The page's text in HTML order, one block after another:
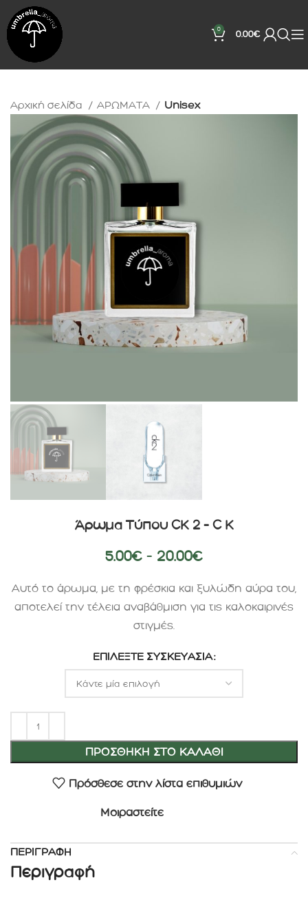
0 0.00€
Αρχική σελίδα ΑΡΩΜΑΤΑ Unisex
Άρωμα Τύπου CK 2 – C K
5.00€ – 20.00€
Αυτό το άρωμα, με τη φρέσκια και ξυλώδη αύρα του,
αποτελεί την τέλεια αναβάθμιση για τις καλοκαιρινές
στιγμές.
ΕΠΙΛΈΞΤΕ ΣΥΣΚΕΥΑΣΊΑ
ΠΡΟΣΘΉΚΗ ΣΤΟ ΚΑΛΆΘΙ
Πρόσθεσε στην λίστα επιθυμιών
Μοιραστείτε
ΠΕΡΙΓΡΑΦΉ
Περιγραφή